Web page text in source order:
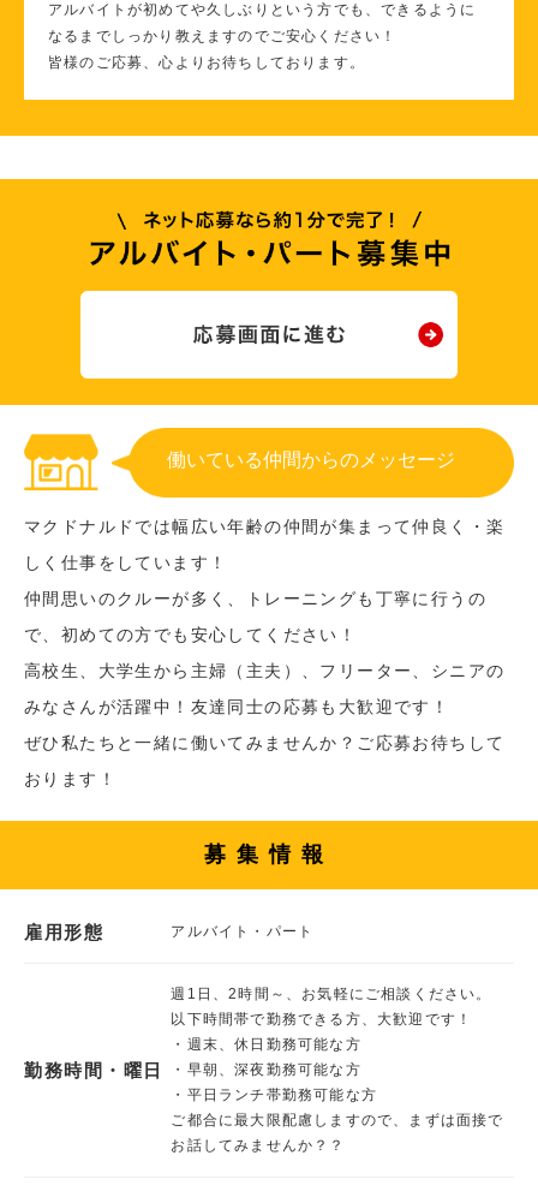
アルバイトが初めてや久しぶりという方でも、できるように
なるまでしっかり教えますのでご安心ください！
皆様のご応募、心よりお待ちしております。
働いている仲間からのメッセージ
マクドナルドでは幅広い年齢の仲間が集まって仲良く・楽
しく仕事をしています！
仲間思いのクルーが多く、トレーニングも丁寧に行うの
で、初めての方でも安心してください！
高校生、大学生から主婦（主夫）、フリーター、シニアの
みなさんが活躍中！友達同士の応募も大歓迎です！
ぜひ私たちと一緒に働いてみませんか？ご応募お待ちして
おります！
募集情報
雇用形態 アルバイト・パート
勤務時間・曜日
週1日、2時間～、お気軽にご相談ください。
以下時間帯で勤務できる方、大歓迎です！
・週末、休日勤務可能な方
・早朝、深夜勤務可能な方
・平日ランチ帯勤務可能な方
ご都合に最大限配慮しますので、まずは面接で
お話してみませんか？？